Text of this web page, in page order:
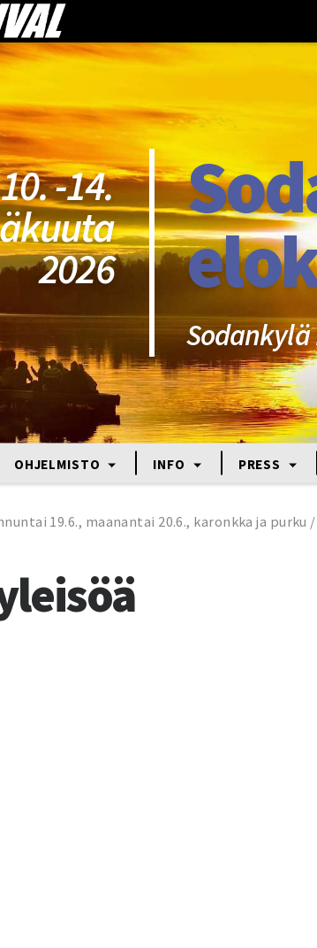
10. -14.
2026
OHJELMISTO INFO PRESS
19.6., maanantai 20.6., karonkka ja